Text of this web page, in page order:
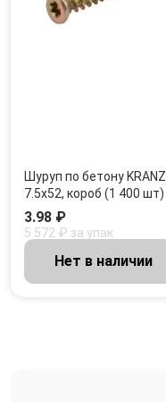
Шуруп по бетону KRANZ
7.5х52, короб (1 400 шт)
3.98 ₽
5 572 ₽ за упак
Нет в наличии